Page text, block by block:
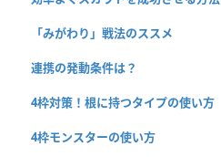
「みがわり」戦法のススメ
連携の発動条件は？
4枠対策！根に持つタイプの使い方
4枠モンスターの使い方